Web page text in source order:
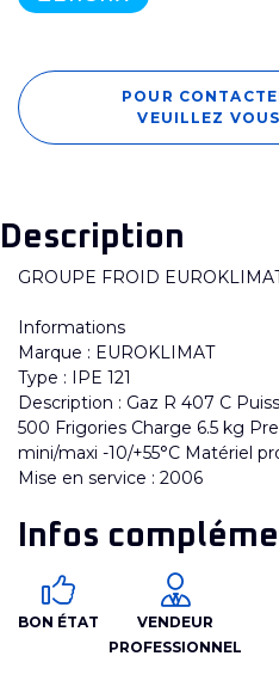
POUR
VEUILLEZ
Description
GROUPE FROID
Informations
Marque : EUROKLIMAT
Type : IPE 121
Description : Gaz R 407 C
500 Frigories Charge 6.5 kg
mini/maxi -10/+55°C Matériel
Mise en service : 2006
Infos
BON ÉTAT
VENDEUR
PROFESSIONNEL